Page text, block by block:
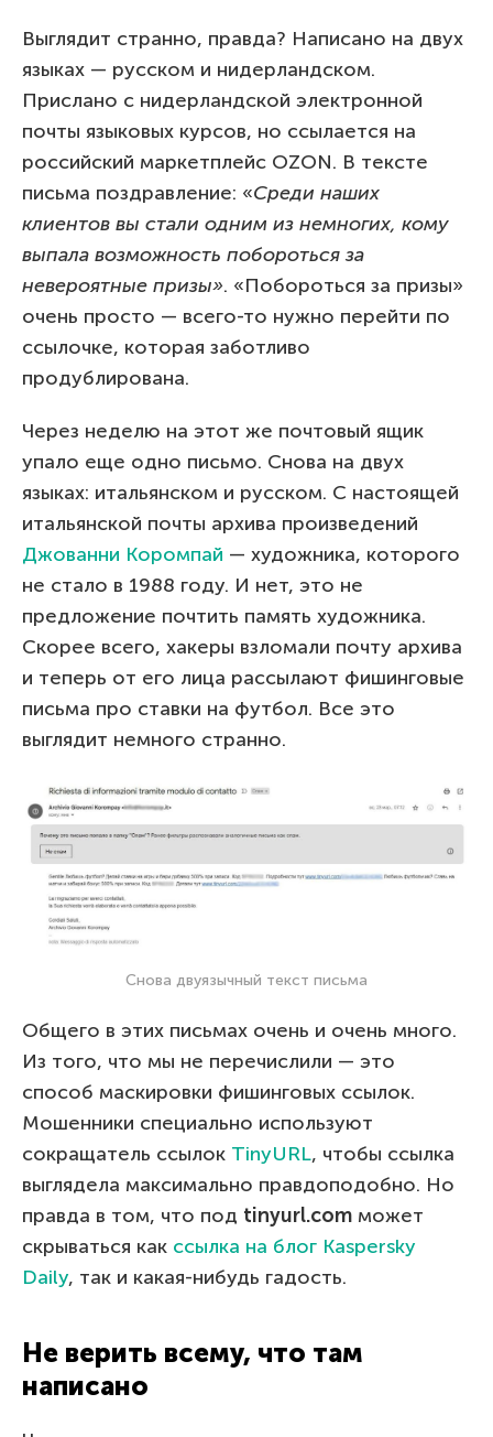
Выглядит странно, правда? Написано на двух
языках — русском и нидерландском.
Прислано с нидерландской электронной
почты языковых курсов, но ссылается на
российский маркетплейс OZON. В тексте
письма поздравление: «Среди наших
клиентов вы стали одним из немногих, кому
выпала возможность побороться за
невероятные призы». «Побороться за призы»
очень просто — всего-то нужно перейти по
ссылочке, которая заботливо
продублирована.
Через неделю на этот же почтовый ящик
упало еще одно письмо. Снова на двух
языках: итальянском и русском. С настоящей
итальянской почты архива произведений
Джованни Коромпай — художника, которого
не стало в 1988 году. И нет, это не
предложение почтить память художника.
Скорее всего, хакеры взломали почту архива
и теперь от его лица рассылают фишинговые
письма про ставки на футбол. Все это
выглядит немного странно.
Снова двуязычный текст письма
Общего в этих письмах очень и очень много.
Из того, что мы не перечислили — это
способ маскировки фишинговых ссылок.
Мошенники специально используют
сокращатель ссылок TinyURL, чтобы ссылка
выглядела максимально правдоподобно. Но
правда в том, что под tinyurl.com может
скрываться как ссылка на блог Kaspersky
Daily, так и какая-нибудь гадость.
Не верить всему, что там
написано